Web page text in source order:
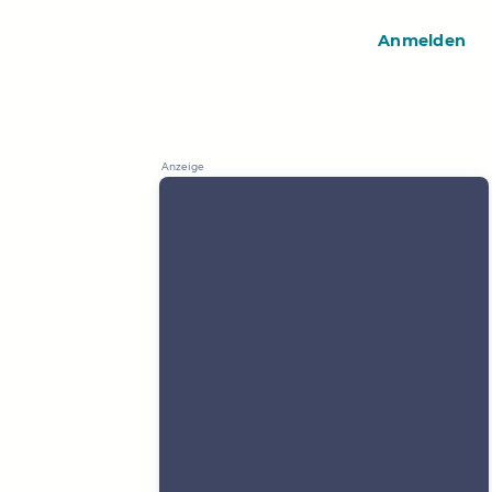
Anmelden